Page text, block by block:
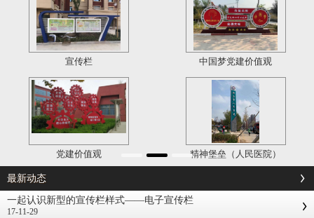
宣传栏 中国梦党建价值观
党建价值观 精神堡垒（人民医院）
最新动态
一起认识新型的宣传栏样式——电子宣传栏
17-11-29